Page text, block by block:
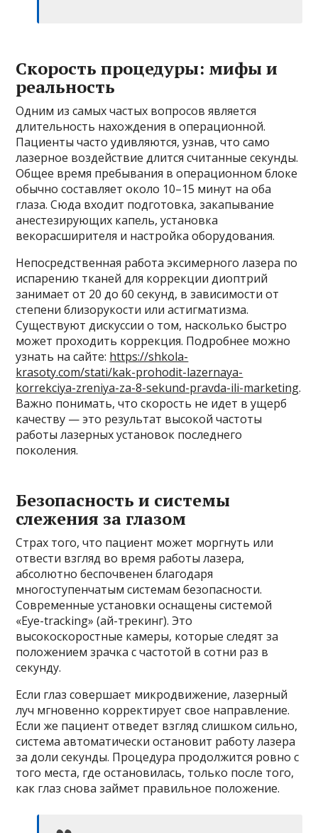
Скорость процедуры: мифы и
реальность
Одним из самых частых вопросов является
длительность нахождения в операционной.
Пациенты часто удивляются, узнав, что само
лазерное воздействие длится считанные секунды.
Общее время пребывания в операционном блоке
обычно составляет около 10–15 минут на оба
глаза. Сюда входит подготовка, закапывание
анестезирующих капель, установка
векорасширителя и настройка оборудования.
Непосредственная работа эксимерного лазера по
испарению тканей для коррекции диоптрий
занимает от 20 до 60 секунд, в зависимости от
степени близорукости или астигматизма.
Существуют дискуссии о том, насколько быстро
может проходить коррекция. Подробнее можно
узнать на сайте: https://shkola-
krasoty.com/stati/kak-prohodit-lazernaya-
korrekciya-zreniya-za-8-sekund-pravda-ili-marketing.
Важно понимать, что скорость не идет в ущерб
качеству — это результат высокой частоты
работы лазерных установок последнего
поколения.
Безопасность и системы
слежения за глазом
Страх того, что пациент может моргнуть или
отвести взгляд во время работы лазера,
абсолютно беспочвенен благодаря
многоступенчатым системам безопасности.
Современные установки оснащены системой
«Eye-tracking» (ай-трекинг). Это
высокоскоростные камеры, которые следят за
положением зрачка с частотой в сотни раз в
секунду.
Если глаз совершает микродвижение, лазерный
луч мгновенно корректирует свое направление.
Если же пациент отведет взгляд слишком сильно,
система автоматически остановит работу лазера
за доли секунды. Процедура продолжится ровно с
того места, где остановилась, только после того,
как глаз снова займет правильное положение.